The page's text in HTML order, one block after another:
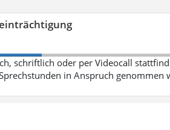
schriftlich oder per Videocall
in Anspruch genommen